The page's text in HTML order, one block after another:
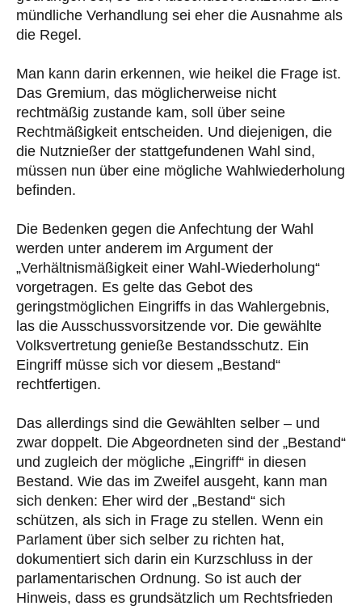
mündliche Verhandlung sei eher die Ausnahme als
die Regel.
Man kann darin erkennen, wie heikel die Frage ist.
Das Gremium, das möglicherweise nicht
rechtmäßig zustande kam, soll über seine
Rechtmäßigkeit entscheiden. Und diejenigen, die
die Nutznießer der stattgefundenen Wahl sind,
müssen nun über eine mögliche Wahlwiederholung
befinden.
Die Bedenken gegen die Anfechtung der Wahl
werden unter anderem im Argument der
„Verhältnismäßigkeit einer Wahl-Wiederholung“
vorgetragen. Es gelte das Gebot des
geringstmöglichen Eingriffs in das Wahlergebnis,
las die Ausschussvorsitzende vor. Die gewählte
Volksvertretung genieße Bestandsschutz. Ein
Eingriff müsse sich vor diesem „Bestand“
rechtfertigen.
Das allerdings sind die Gewählten selber – und
zwar doppelt. Die Abgeordneten sind der „Bestand“
und zugleich der mögliche „Eingriff“ in diesen
Bestand. Wie das im Zweifel ausgeht, kann man
sich denken: Eher wird der „Bestand“ sich
schützen, als sich in Frage zu stellen. Wenn ein
Parlament über sich selber zu richten hat,
dokumentiert sich darin ein Kurzschluss in der
parlamentarischen Ordnung. So ist auch der
Hinweis, dass es grundsätzlich um Rechtsfrieden